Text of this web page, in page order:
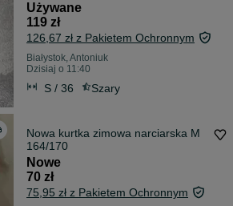
Używane
119 zł
126,67 zł z Pakietem Ochronnym
Białystok, Antoniuk
Dzisiaj o 11:40
S / 36 Szary
Nowa kurtka zimowa narciarska M
164/170
Nowe
70 zł
75,95 zł z Pakietem Ochronnym